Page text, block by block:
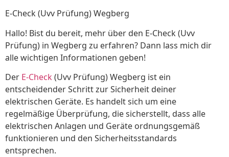
E-Check (Uvv Prüfung) Wegberg
Hallo! Bist du bereit, mehr über den E-Check (Uvv
Prüfung) in Wegberg zu erfahren? Dann lass mich dir
alle wichtigen Informationen geben!
Der E-Check(Uvv Prüfung) Wegberg ist ein
entscheidender Schritt zur Sicherheit deiner
elektrischen Geräte. Es handelt sich um eine
regelmäßige Überprüfung, die sicherstellt, dass alle
elektrischen Anlagen und Geräte ordnungsgemäß
funktionieren und den Sicherheitsstandards
entsprechen.